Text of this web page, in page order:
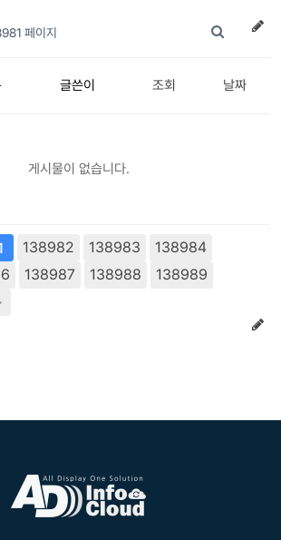
페이지
글쓴이 조회 날짜
게시물이 없습니다.
138982 138983
138984
138987 138988
138989